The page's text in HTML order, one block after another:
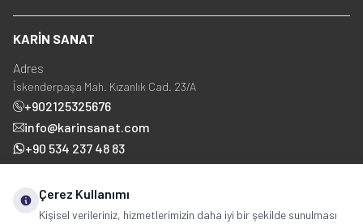
KARİN SANAT
Adres
İskenderpaşa Mah. Kızanlık Cad. 23/A
+902125325676
info@karinsanat.com
+90 534 237 48 83
Çerez Kullanımı
Kişisel verileriniz, hizmetlerimizin daha iyi bir şekilde sunulması